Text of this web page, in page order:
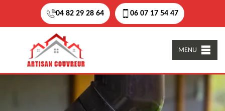
04 82 29 28 64 06 07 17 54 47
MENU